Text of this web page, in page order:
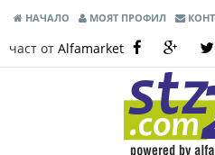
НАЧАЛО МОЯТ ПРОФИЛ
част от Alfamarket